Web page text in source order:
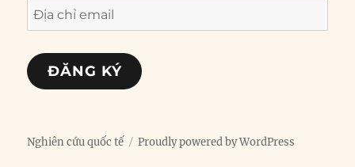
Địa
chỉ
email
ĐĂNG KÝ
Nghiên cứu quốc tế Proudly powered by WordPress